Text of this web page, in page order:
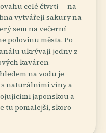
celé čtvrti — na
vytvářejí sakury na
sem na večerní
polovinu města. Po
ukrývají jedny z
kaváren
na vodu je
naturálními víny a
japonskou a
tu pomalejší, skoro